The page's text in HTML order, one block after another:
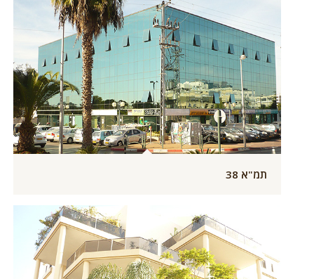
תמ"א 38